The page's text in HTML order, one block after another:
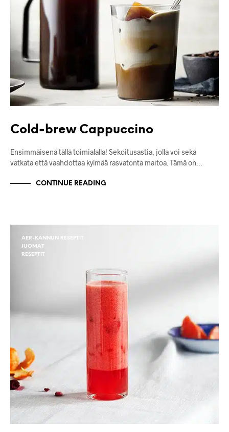
Cold-brew Cappuccino
Ensimmäisenä tällä toimialalla! Sekoitusastia, jolla voi sekä
vatkata että vaahdottaa kylmää rasvatonta maitoa. Tämä on…
CONTINUE READING
AER-KANNUN RESEPTIT
JUOMAT
RESEPTIT